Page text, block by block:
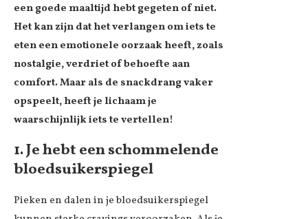
een goede maaltijd hebt gegeten of niet.
Het kan zijn dat het verlangen om iets te
eten een emotionele oorzaak heeft, zoals
nostalgie, verdriet of behoefte aan
comfort. Maar als de snackdrang vaker
opspeelt, heeft je lichaam je
waarschijnlijk iets te vertellen!
1. Je hebt een schommelende
bloedsuikerspiegel
Pieken en dalen in je bloedsuikerspiegel